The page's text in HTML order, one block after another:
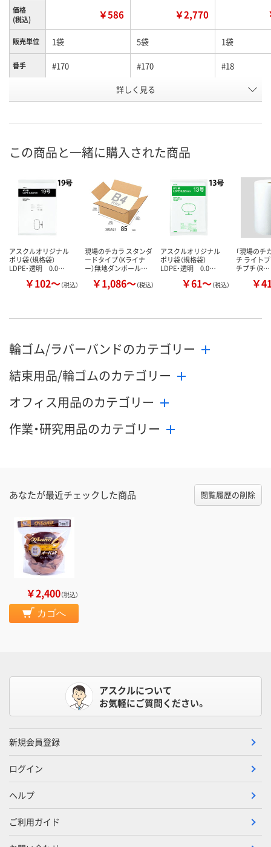
価格
(税込)
￥586 ￥2,770
販売単位 1袋 5袋 1袋
番手 #170 #170 #18
HK30767 HK30702
お届け日 8月9日（日）
ご注文後、お届けに
ついてご連絡いたし
数量
カゴへ
数量
カゴへ
詳しく見る
この商品と一緒に購入された商品
アスクルオリジナル
ポリ袋（規格袋）
LDPE・透明 0.0…
￥102～（税込）
現場のチカラ スタンダ
ードタイプ（Kライナ
ー）無地ダンボール…
￥1,086～（税込）
アスクルオリジナル
ポリ袋（規格袋）
LDPE・透明 0.0…
￥61～（税込）
「現場のチ
チ ライト
チプチ（R…
￥
輪ゴム/ラバーバンドのカテゴリー
結束用品/輪ゴムのカテゴリー
オフィス用品のカテゴリー
作業・研究用品のカテゴリー
あなたが最近チェックした商品 閲覧履歴の削除
￥2,400（税込）
カゴへ
アスクルについて
お気軽にご質問ください。
新規会員登録
ログイン
ヘルプ
ご利用ガイド